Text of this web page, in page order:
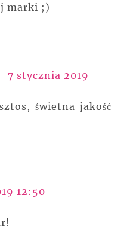
marki ;)
7 stycznia 2019
świetna jakość
12:50